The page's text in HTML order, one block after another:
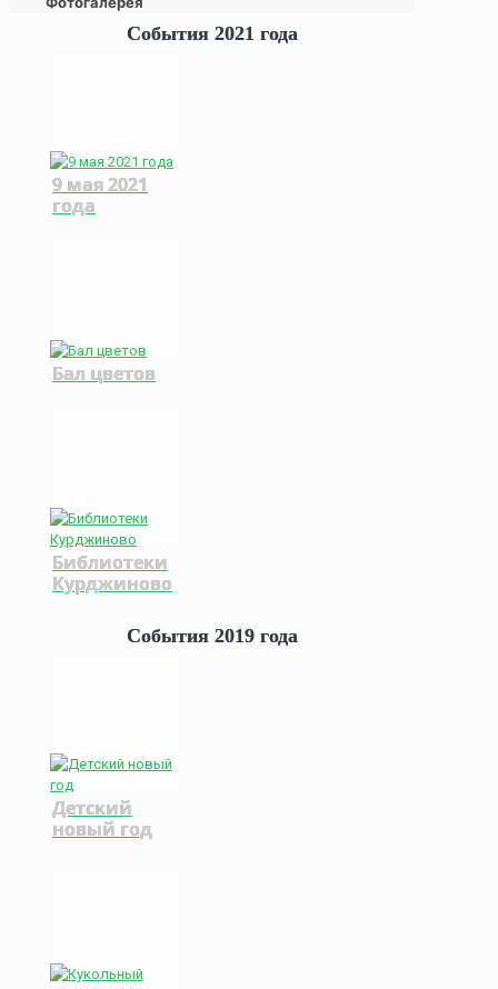
События 2021 года
9 мая 2021
года
Бал цветов
Библиотеки
Курджиново
События 2019 года
Детский
новый год